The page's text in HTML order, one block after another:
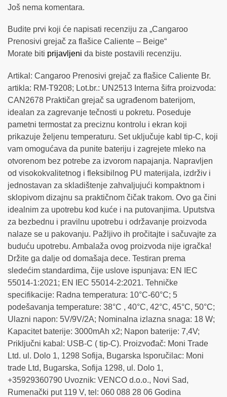
Još nema komentara.
Budite prvi koji će napisati recenziju za „Cangaroo
Prenosivi grejač za flašice Caliente – Beige“
Morate biti prijavljeni da biste postavili recenziju.
Artikal: Cangaroo Prenosivi grejač za flašice Caliente Br.
artikla: RM-T9208; Lot.br.: UN2513 Interna šifra proizvoda:
CAN2678 Praktičan grejač sa ugrađenom baterijom,
idealan za zagrevanje tečnosti u pokretu. Poseduje
pametni termostat za preciznu kontrolu i ekran koji
prikazuje željenu temperaturu. Set uključuje kabl tip-C, koji
vam omogućava da punite bateriju i zagrejete mleko na
otvorenom bez potrebe za izvorom napajanja. Napravljen
od visokokvalitetnog i fleksibilnog PU materijala, izdrživ i
jednostavan za skladištenje zahvaljujući kompaktnom i
sklopivom dizajnu sa praktičnom čičak trakom. Ovo ga čini
idealnim za upotrebu kod kuće i na putovanjima. Uputstva
za bezbednu i pravilnu upotrebu i održavanje proizvoda
nalaze se u pakovanju. Pažljivo ih pročitajte i sačuvajte za
buduću upotrebu. Ambalaža ovog proizvoda nije igračka!
Držite ga dalje od domašaja dece. Testiran prema
sledećim standardima, čije uslove ispunjava: EN IEC
55014-1:2021; EN IEC 55014-2:2021. Tehničke
specifikacije: Radna temperatura: 10°C-60°C; 5
podešavanja temperature: 38°C , 40°C, 42°C, 45°C, 50°C;
Ulazni napon: 5V/9V/2A; Nominalna izlazna snaga: 18 W;
Kapacitet baterije: 3000mAh x2; Napon baterije: 7,4V;
Priključni kabal: USB-C ( tip-C). Proizvođač: Moni Trade
Ltd. ul. Dolo 1, 1298 Sofija, Bugarska Isporučilac: Moni
trade Ltd, Bugarska, Sofija 1298, ul. Dolo 1,
+35929360790 Uvoznik: VENCO d.o.o., Novi Sad,
Rumenački put 119 V, tel: 060 088 28 06 Godina